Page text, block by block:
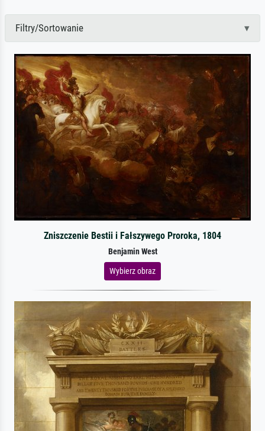
Filtry/Sortowanie
Zniszczenie Bestii i Fałszywego Proroka, 1804
Benjamin West
Wybierz obraz